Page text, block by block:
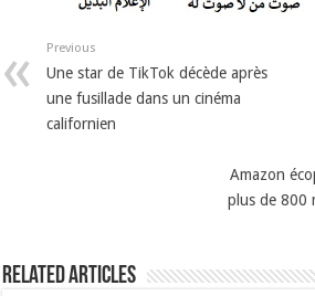
Previous
Une star de TikTok décède après
une fusillade dans un cinéma
californien
Amazon
plus de 800
Related Articles